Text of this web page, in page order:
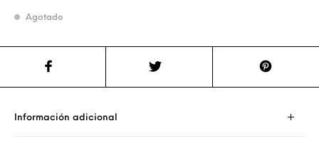
Agotado
Información adicional